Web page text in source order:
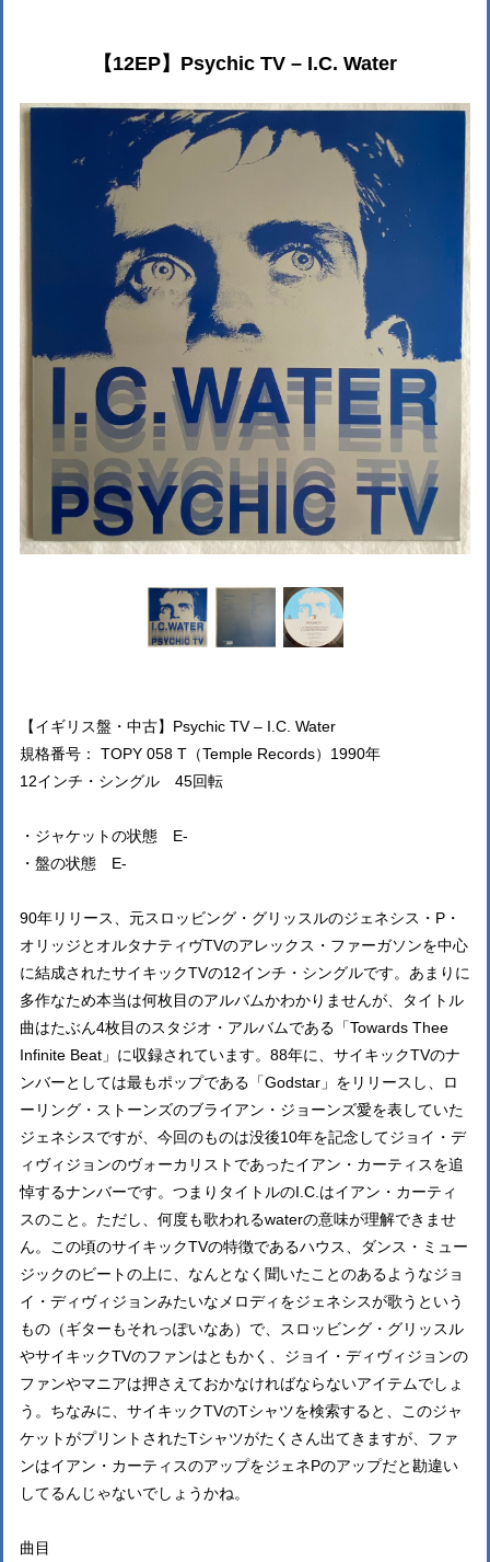
【12EP】Psychic TV – I.C. Water
【イギリス盤・中古】Psychic TV – I.C. Water
規格番号： TOPY 058 T（Temple Records）1990年
12インチ・シングル 45回転
・ジャケットの状態 E-
・盤の状態 E-
90年リリース、元スロッビング・グリッスルのジェネシス・P・
オリッジとオルタナティヴTVのアレックス・ファーガソンを中心
に結成されたサイキックTVの12インチ・シングルです。あまりに
多作なため本当は何枚目のアルバムかわかりませんが、タイトル
曲はたぶん4枚目のスタジオ・アルバムである「Towards Thee
Infinite Beat」に収録されています。88年に、サイキックTVのナ
ンバーとしては最もポップである「Godstar」をリリースし、ロ
ーリング・ストーンズのブライアン・ジョーンズ愛を表していた
ジェネシスですが、今回のものは没後10年を記念してジョイ・デ
ィヴィジョンのヴォーカリストであったイアン・カーティスを追
悼するナンバーです。つまりタイトルのI.C.はイアン・カーティ
スのこと。ただし、何度も歌われるwaterの意味が理解できませ
ん。この頃のサイキックTVの特徴であるハウス、ダンス・ミュー
ジックのビートの上に、なんとなく聞いたことのあるようなジョ
イ・ディヴィジョンみたいなメロディをジェネシスが歌うという
もの（ギターもそれっぽいなあ）で、スロッビング・グリッスル
やサイキックTVのファンはともかく、ジョイ・ディヴィジョンの
ファンやマニアは押さえておかなければならないアイテムでしょ
う。ちなみに、サイキックTVのTシャツを検索すると、このジャ
ケットがプリントされたTシャツがたくさん出てきますが、ファ
ンはイアン・カーティスのアップをジェネPのアップだと勘違い
してるんじゃないでしょうかね。
曲目